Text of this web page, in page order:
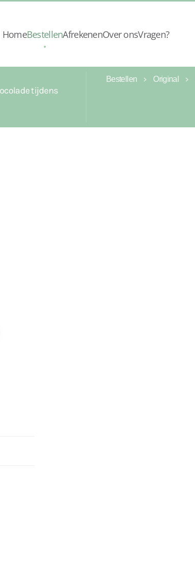
HomeBestellenAfrekenenOver onsVragen?
tijdens
Bestellen Original